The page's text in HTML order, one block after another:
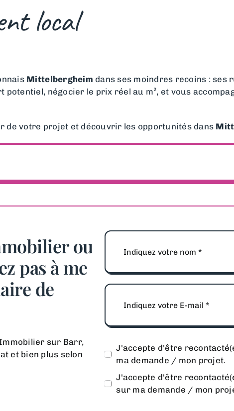
local
Mittelbergheim dans ses moindres recoins : ses
négocier le prix réel au m², et vous
de votre projet et découvrir les opportunités dans
ou
pas à me
de
Immobilier sur Barr,
et bien plus selon
J'accepte d'être
ma demande / mon projet.
J'accepte d'être
sur ma demande / mon